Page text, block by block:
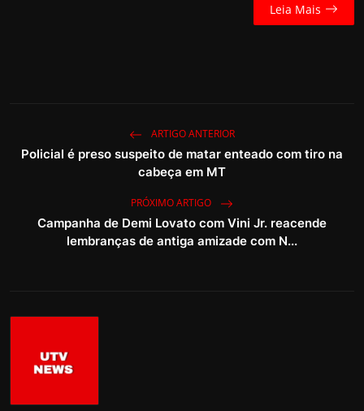
Leia Mais
ARTIGO ANTERIOR
Policial é preso suspeito de matar enteado com tiro na
cabeça em MT
PRÓXIMO ARTIGO
Campanha de Demi Lovato com Vini Jr. reacende
lembranças de antiga amizade com N...